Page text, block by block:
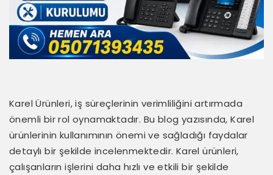
Karel Ürünleri, iş süreçlerinin verimliliğini artırmada
önemli bir rol oynamaktadır. Bu blog yazısında, Karel
ürünlerinin kullanımının önemi ve sağladığı faydalar
detaylı bir şekilde incelenmektedir. Karel ürünleri,
çalışanların işlerini daha hızlı ve etkili bir şekilde